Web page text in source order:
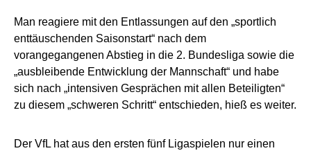
Man reagiere mit den Entlassungen auf den „sportlich
enttäuschenden Saisonstart“ nach dem
vorangegangenen Abstieg in die 2. Bundesliga sowie die
„ausbleibende Entwicklung der Mannschaft“ und habe
sich nach „intensiven Gesprächen mit allen Beteiligten“
zu diesem „schweren Schritt“ entschieden, hieß es weiter.
Der VfL hat aus den ersten fünf Ligaspielen nur einen